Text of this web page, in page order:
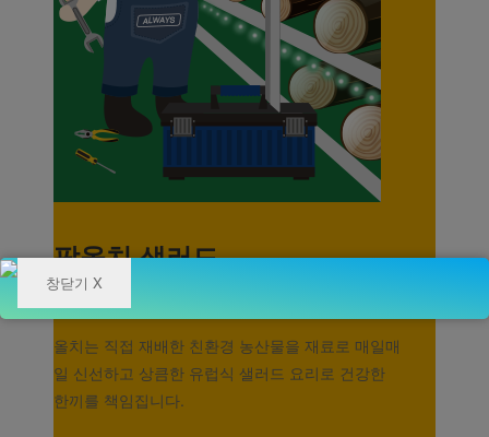
팜올치 샐러드
FOOD
올치는 직접 재배한 친환경 농산물을 재료로 매일매
일 신선하고 상큼한 유럽식 샐러드 요리로 건강한
한끼를 책임집니다.
창닫기 X